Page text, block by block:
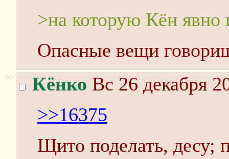
>на которую Кён явно
Опасные вещи
>> Кёнко Вс 26 декабря
>>16375
Щито поделать, десу;